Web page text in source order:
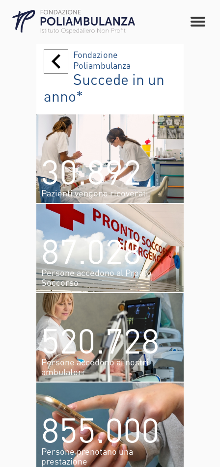
Fondazione
Poliambulanza
Succede in un
anno*
30.892
Pazienti vengono ricoverati
30.892
Pazienti vengono ricoverati
87.028
Persone accedono al Pronto
Soccorso
87.028
Persone accedono al Pronto
Soccorso
520.728
Persone accedono ai nostri
ambulatori
520.728
Persone accedono ai nostri
ambulatori
855.000
Persone prenotano una
prestazione